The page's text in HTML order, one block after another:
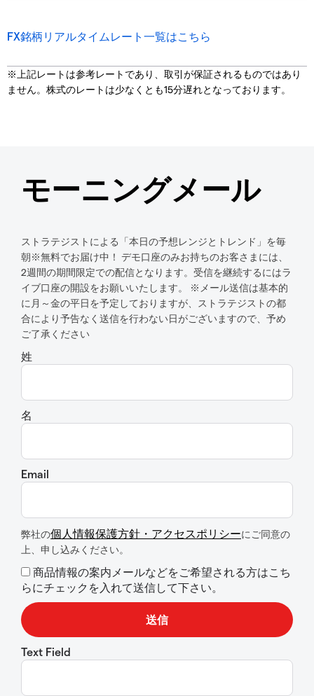
FX銘柄リアルタイムレート一覧はこちら
※上記レートは参考レートであり、取引が保証されるものではあり
ません。株式のレートは少なくとも15分遅れとなっております。
モーニングメール
ストラテジストによる「本日の予想レンジとトレンド」を毎
朝※無料でお届け中！ デモ口座のみお持ちのお客さまには、
2週間の期間限定での配信となります。受信を継続するにはラ
イブ口座の開設をお願いいたします。 ※メール送信は基本的
に月～金の平日を予定しておりますが、ストラテジストの都
合により予告なく送信を行わない日がございますので、予め
ご了承ください
姓
名
Email
弊社の個人情報保護方針・アクセスポリシーにご同意の
上、申し込みください。
商品情報の案内メールなどをご希望される方はこち
らにチェックを入れて送信して下さい。
Text Field